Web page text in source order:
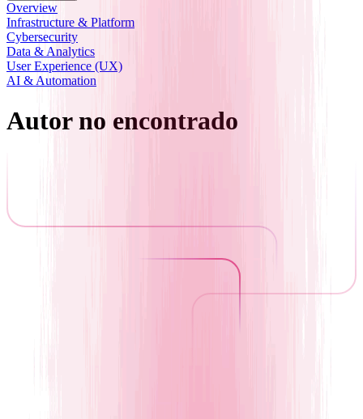
Overview
Infrastructure & Platform
Cybersecurity
Data & Analytics
User Experience (UX)
AI & Automation
Autor no encontrado